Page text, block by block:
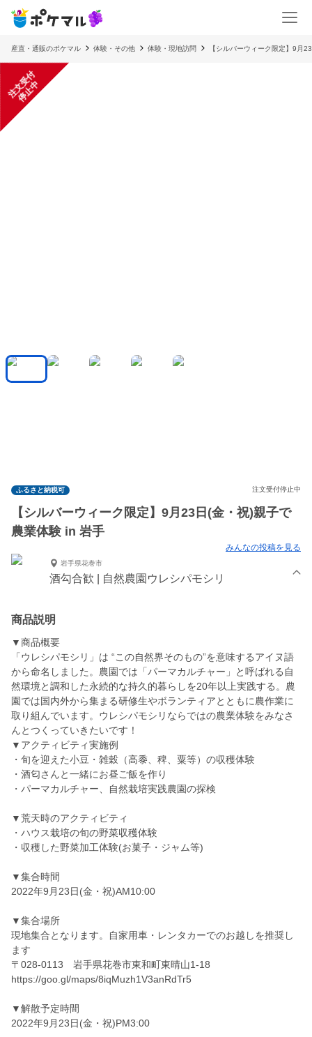
産直・通販のポケマル 体験・その他 体験・現地訪問 【シルバーウィーク限定】9月
注
文
受
付
停
止
中
ふるさと納税可 注文受付停止中
【シルバーウィーク限定】9月23日(金・祝)親子で
農業体験 in 岩手
みんなの投稿を見る
岩手県花巻市
酒勾合歓 | 自然農園ウレシパモシリ
商品説明
▼商品概要
「ウレシパモシリ」は “この自然界そのもの”を意味するアイヌ語
から命名しました。農園では「パーマカルチャー」と呼ばれる自
然環境と調和した永続的な持久的暮らしを20年以上実践する。 農
園では国内外から集まる研修生やボランティアとともに農作業に
取り組んでいます。ウレシパモシリならではの農業体験をみなさ
んとつくっていきたいです！
▼アクティビティ実施例
・旬を迎えた小豆・雑穀（高黍、稗、粟等）の収穫体験
・酒匂さんと一緒にお昼ご飯を作り
・パーマカルチャー、自然栽培実践農園の探検
▼荒天時のアクティビティ
・ハウス栽培の旬の野菜収穫体験
・収穫した野菜加工体験(お菓子・ジャム等)
▼集合時間
2022年9月23日(金・祝)AM10:00
▼集合場所
現地集合となります。自家用車・レンタカーでのお越しを推奨し
ます
〒028-0113 岩手県花巻市東和町東晴山1-18
https://goo.gl/maps/8iqMuzh1V3anRdTr5
▼解散予定時間
2022年9月23日(金・祝)PM3:00